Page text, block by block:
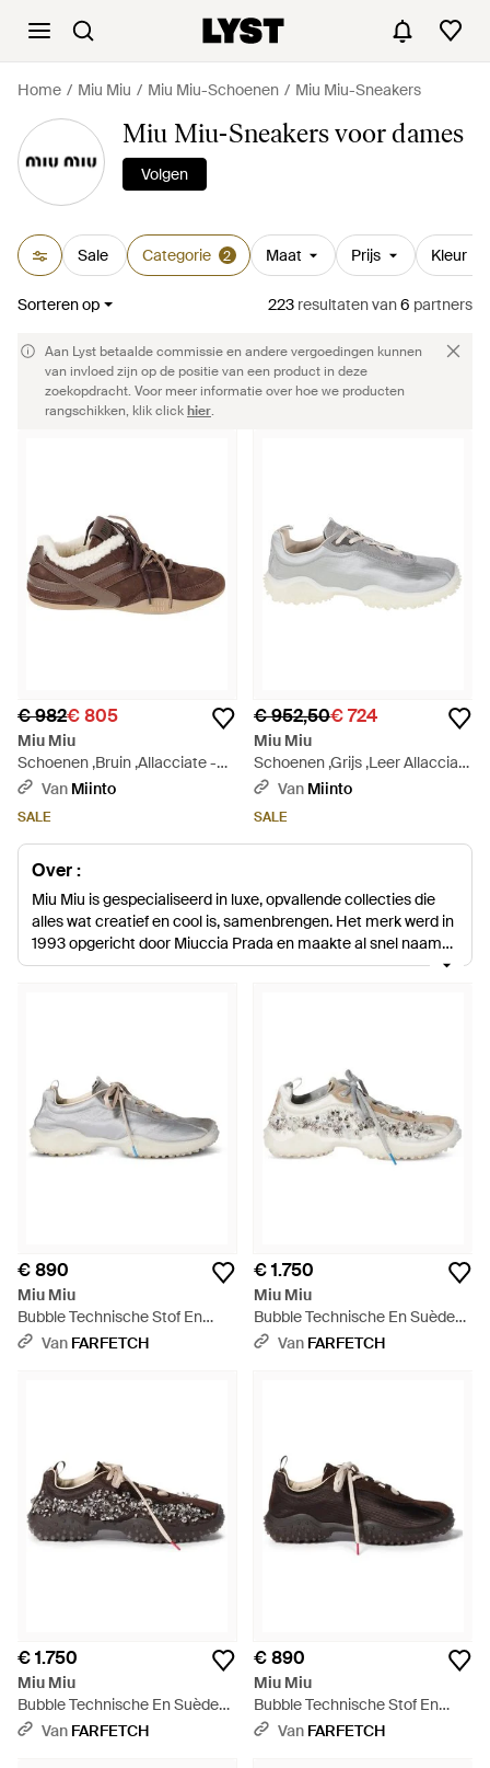
Home Miu Miu Miu Miu-Schoenen Miu Miu-Sneakers
Miu Miu-Sneakers voor dames
Volgen
Sale Categorie 2 Maat Prijs Kleur
Sorteren op 223 resultatenvan6 partners
Aan Lyst betaalde commissie en andere vergoedingen kunnen
van invloed zijn op de positie van een product in deze
zoekopdracht. Voor meer informatie over hoe we producten
rangschikken, klik clickhier.
€ 982€ 805
Miu Miu
Schoenen ,Bruin ,Allacciate -
BruinVan Miinto
SALE
€ 952,50€ 724
Miu Miu
Schoenen ,Grijs ,Leer Allacciate
Lage Sneakers - Grijs
Van Miinto
SALE
Over :
Miu Miu is gespecialiseerd in luxe, opvallende collecties die
alles wat creatief en cool is, samenbrengen. Het merk werd in
1993 opgericht door Miuccia Prada en maakte al snel naam
als een van de modernste spelers in de modebranche. Ga
€ 890
Miu Miu
Bubble Technische Stof En
Suède Sneakers - Wit
Van FARFETCH
€ 1.750
Miu Miu
Bubble Technische En Suède
Sneakers Met Borduurwerk -
Van FARFETCH
€ 1.750
Miu Miu
Bubble Technische En Suède
Sneakers Met Borduurwerk -
Van FARFETCH
€ 890
Miu Miu
Bubble Technische Stof En
Suède Sneakers - Zwart
Van FARFETCH